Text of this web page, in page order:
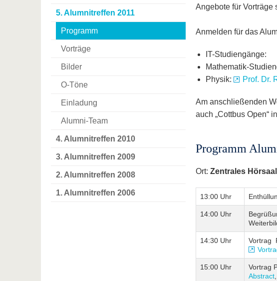
5. Alumnitreffen 2011
Programm
Vorträge
Bilder
O-Töne
Einladung
Alumni-Team
4. Alumnitreffen 2010
3. Alumnitreffen 2009
2. Alumnitreffen 2008
1. Alumnitreffen 2006
Angebote für Vorträge
Anmelden für das
IT-Studiengänge:
Mathematik-
Physik:
Prof. Dr.
Am anschließenden
auch „Cottbus Open“
Programm
Ort: Zentrales
13:00 Uhr
14:00 Uhr
14:30 Uhr
Vortrag
15:00 Uhr
Vortrag
Abstract,